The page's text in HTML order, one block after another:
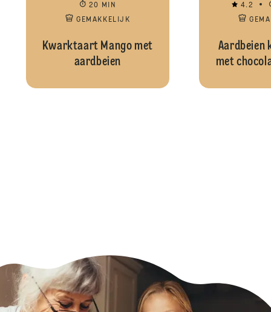
20 MIN
GEMAKKELIJK
Kwarktaart Mango met
aardbeien
4.2
met